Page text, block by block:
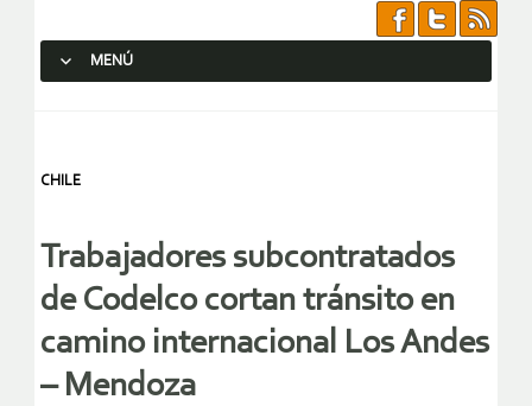
MENÚ
CHILE
Trabajadores subcontratados
de Codelco cortan tránsito en
camino internacional Los Andes
– Mendoza